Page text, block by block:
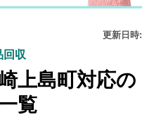
更新日時:
回収
上島町対応の
覧